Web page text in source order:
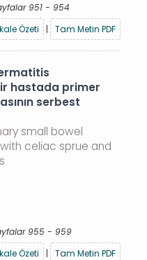
951 - 954
Özeti
| Tam Metin PDF
hastada primer
serbest
small bowel
celiac sprue and
955 - 959
Özeti
| Tam Metin PDF